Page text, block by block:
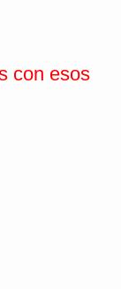
con esos